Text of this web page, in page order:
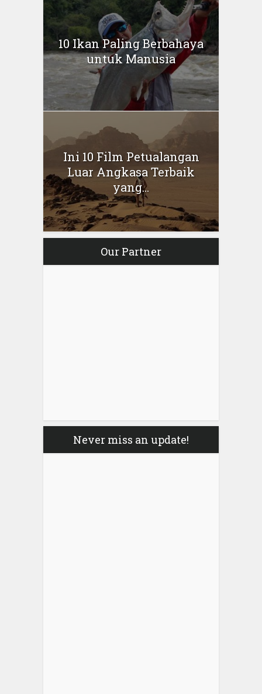
10 Ikan Paling Berbahaya
untuk Manusia
Ini 10 Film Petualangan
Luar Angkasa Terbaik
yang...
Our Partner
Never miss an update!